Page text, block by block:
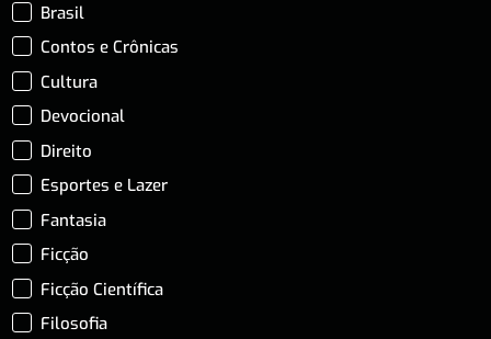
Brasil
Contos e Crônicas
Cultura
Devocional
Direito
Esportes e Lazer
Fantasia
Ficção
Ficção Científica
Filosofia